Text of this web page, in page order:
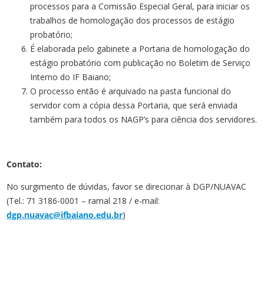
processos para a Comissão Especial Geral, para iniciar os
trabalhos de homologação dos processos de estágio
probatório;
É elaborada pelo gabinete a Portaria de homologação do
estágio probatório com publicação no Boletim de Serviço
Interno do IF Baiano;
O processo então é arquivado na pasta funcional do
servidor com a cópia dessa Portaria, que será enviada
também para todos os NAGP’s para ciência dos servidores.
Contato:
No surgimento de dúvidas, favor se direcionar à DGP/NUAVAC
(Tel.: 71 3186-0001 – ramal 218 / e-mail:
dgp.nuavac@ifbaiano.edu.br)